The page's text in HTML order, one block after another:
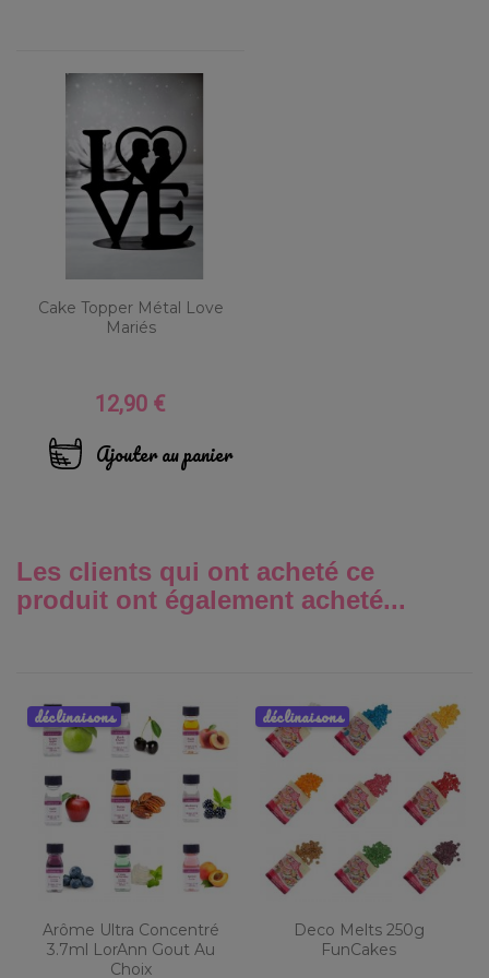
Cake Topper Métal Love
Mariés
Prix
12,90 €
Ajouter au panier
Les clients qui ont acheté ce
produit ont également acheté...
Arôme Ultra Concentré
3.7ml LorAnn Gout Au
Choix
déclinaisons
Deco Melts 250g
FunCakes
déclinaisons